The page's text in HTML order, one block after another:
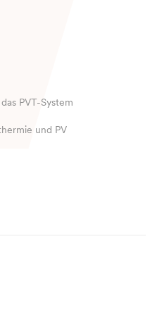
PVT-System
und PV